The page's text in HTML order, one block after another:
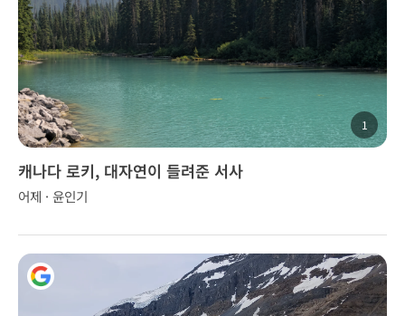
1
캐나다 로키, 대자연이 들려준 서사
어제 · 윤인기